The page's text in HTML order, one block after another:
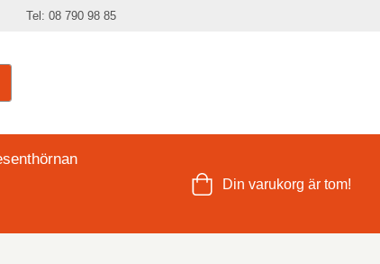
Tel: 08 790 98 85
Din varukorg är tom!